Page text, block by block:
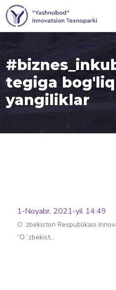
tegiga bog'liq
yangiliklar
1-Noyabr, 2021-yil 14:49
Oʻzbekiston Respublikasi
“Oʻzbekist…